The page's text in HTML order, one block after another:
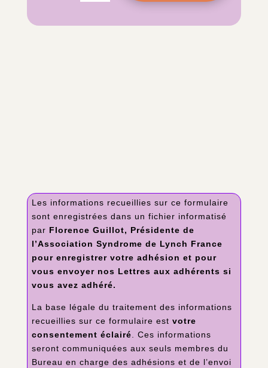
Les informations recueillies sur ce formulaire
sont enregistrées dans un fichier informatisé
par Florence Guillot, Présidente de
l’Association Syndrome de Lynch France
pour enregistrer votre adhésion et pour
vous envoyer nos Lettres aux adhérents si
vous avez adhéré.
La base légale du traitement des informations
recueillies sur ce formulaire est votre
consentement éclairé . Ces informations
seront communiquées aux seuls membres du
Bureau en charge des adhésions et de l’envoi